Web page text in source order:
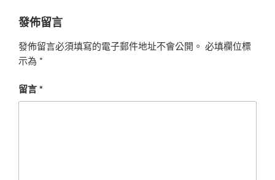
發佈留言
發佈留言必須填寫的電子郵件地址不會公開。 必填欄位標
示為 *
留言*